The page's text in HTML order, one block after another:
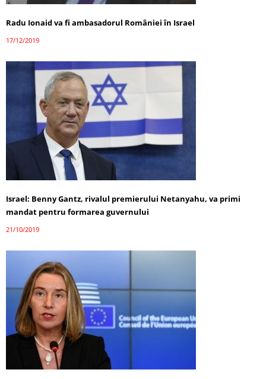
Radu Ionaid va fi ambasadorul României în Israel
17/12/2019
Israel: Benny Gantz, rivalul premierului Netanyahu, va primi
mandat pentru formarea guvernului
21/10/2019